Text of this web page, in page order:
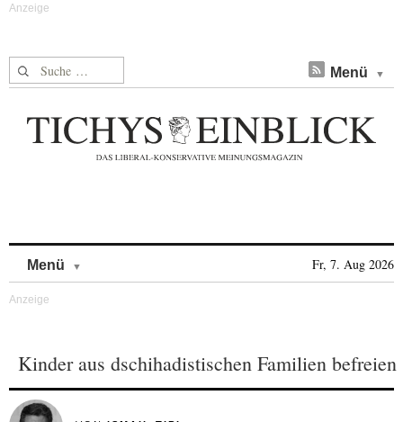
Suche nach: Menü
Menü Fr, 7. Aug 2026
Kinder aus dschihadistischen Familien befreien